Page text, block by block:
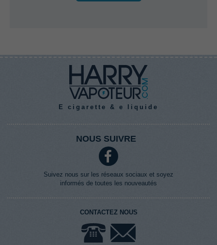
E cigarette & e liquide
NOUS SUIVRE
Suivez nous sur les réseaux sociaux et soyez
informés de toutes les nouveautés
CONTACTEZ NOUS